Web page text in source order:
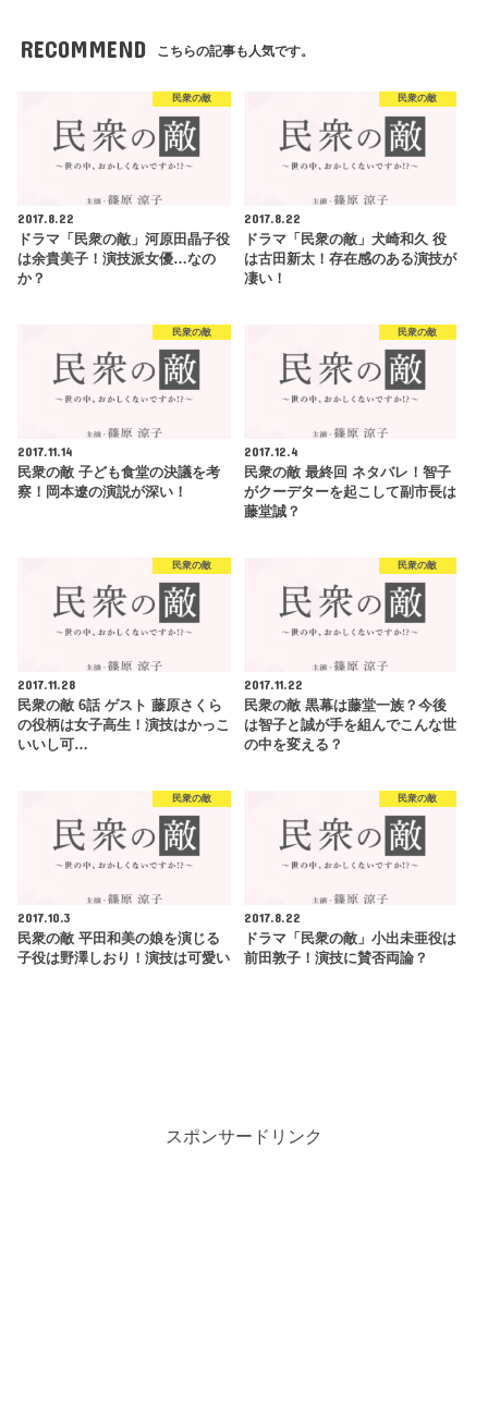
RECOMMEND こちらの記事も人気です。
民衆の敵
2017.8.22
ドラマ「民衆の敵」河原田晶子役
は余貴美子！演技派女優…なの
か？
民衆の敵
2017.8.22
ドラマ「民衆の敵」犬崎和久 役
は古田新太！存在感のある演技が
凄い！
民衆の敵
2017.11.14
民衆の敵 子ども食堂の決議を考
察！岡本遼の演説が深い！
民衆の敵
2017.12.4
民衆の敵 最終回 ネタバレ！智子
がクーデターを起こして副市長は
藤堂誠？
民衆の敵
2017.11.28
民衆の敵 6話 ゲスト 藤原さくら
の役柄は女子高生！演技はかっこ
いいし可…
民衆の敵
2017.11.22
民衆の敵 黒幕は藤堂一族？今後
は智子と誠が手を組んでこんな世
の中を変える？
民衆の敵
2017.10.3
民衆の敵 平田和美の娘を演じる
子役は野澤しおり！演技は可愛い
民衆の敵
2017.8.22
ドラマ「民衆の敵」小出未亜役は
前田敦子！演技に賛否両論？
スポンサードリンク